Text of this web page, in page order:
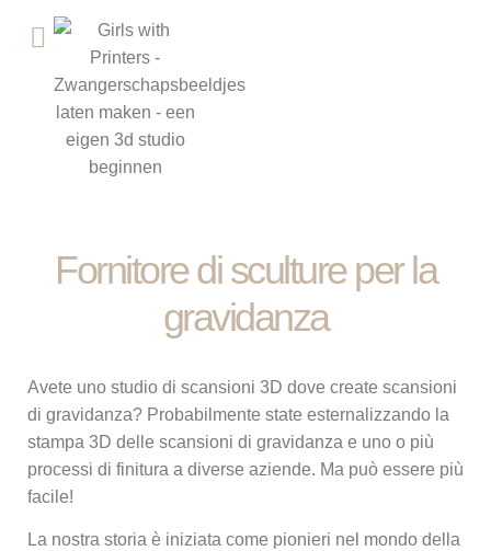
Fornitore di sculture per la
gravidanza
Avete uno studio di scansioni 3D dove create scansioni
di gravidanza? Probabilmente state esternalizzando la
stampa 3D delle scansioni di gravidanza e uno o più
processi di finitura a diverse aziende. Ma può essere più
facile!
La nostra storia è iniziata come pionieri nel mondo della